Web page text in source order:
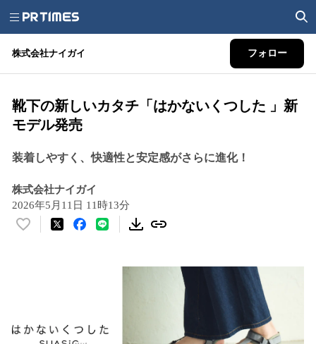
株式会社ナイガイ フォロー
靴下の新しいカタチ「はかないくつした 」新
モデル発売
装着しやすく、快適性と安定感がさらに進化！
株式会社ナイガイ
2026年5月11日 11時13分
い
み